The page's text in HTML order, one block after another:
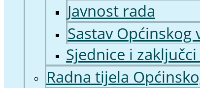
Javnost rada
Sastav Općinskog
Sjednice i
Radna tijela